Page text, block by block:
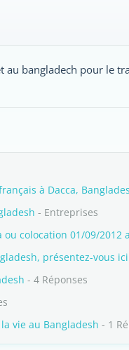
bangladech pour le
à Dacca,
- Entreprises
colocation 01/09/2012
présentez-vous
- 4 Réponses
vie au Bangladesh - 1